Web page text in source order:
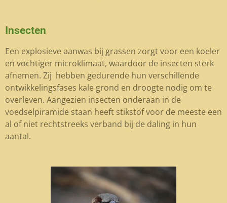
Insecten
Een explosieve aanwas bij grassen zorgt voor een koeler
en vochtiger microklimaat, waardoor de insecten sterk
afnemen. Zij hebben gedurende hun verschillende
ontwikkelingsfases kale grond en droogte nodig om te
overleven. Aangezien insecten onderaan in de
voedselpiramide staan heeft stikstof voor de meeste een
al of niet rechtstreeks verband bij de daling in hun
aantal.